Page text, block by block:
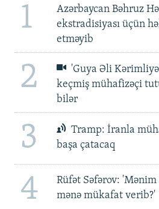
1
Azərbaycan Bəhruz
ekstradisiyası üçün
etməyib
2
'Guya Əli
keçmiş mühafizəçi
bilər
3
Tramp: İranla
başa çatacaq
4
Rüfət Səfərov: 'Mənim
mənə mükafat verib?'